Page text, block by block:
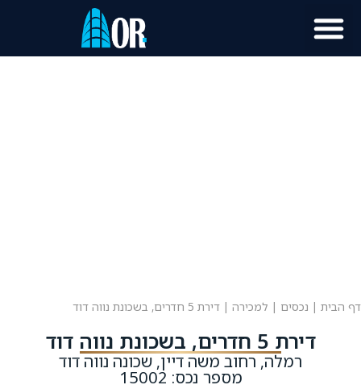
דף הבית | נכסים | למכירה | דירת 5 חדרים, בשכונת נווה דוד
דירת 5 חדרים, בשכונת נווה דוד
רמלה, רחוב משה דיין, שכונה נווה דוד
מספר נכס: 15002